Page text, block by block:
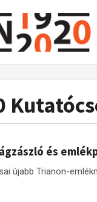
és
újabb Trianon-